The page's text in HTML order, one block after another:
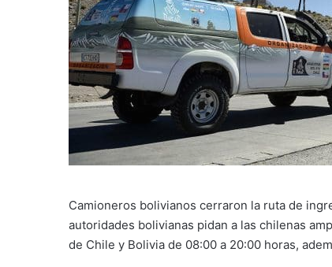
Camioneros bolivianos cerraron la ruta de
autoridades bolivianas pidan a las chilenas
de Chile y Bolivia de 08:00 a 20:00 horas,